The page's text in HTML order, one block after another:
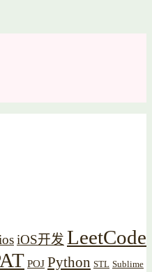
iOS开发 LeetCode
POJ Python STL Sublime